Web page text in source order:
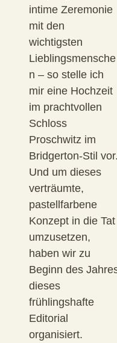
intime Zeremonie
mit den
wichtigsten
Lieblingsmensche
n – so stelle ich
mir eine Hochzeit
im prachtvollen
Schloss
Proschwitz im
Bridgerton-Stil vor.
Und um dieses
verträumte,
pastellfarbene
Konzept in die Tat
umzusetzen,
haben wir zu
Beginn des
dieses
frühlingshafte
Editorial
organisiert.